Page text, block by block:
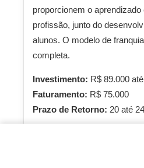
proporcionem o
profissão, junto do
alunos. O modelo de
completa.
Investimento: R$ 89.000
Faturamento: R$ 75.000
Prazo de Retorno: 20 até